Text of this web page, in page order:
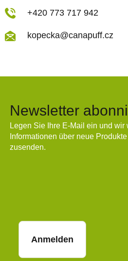
+420 773 717 942
kopecka@canapuff.cz
Newsletter
Legen Sie Ihre E-Mail ein und wir
Informationen über neue
zusenden.
Anmelden